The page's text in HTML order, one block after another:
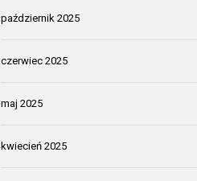
październik 2025
czerwiec 2025
maj 2025
kwiecień 2025